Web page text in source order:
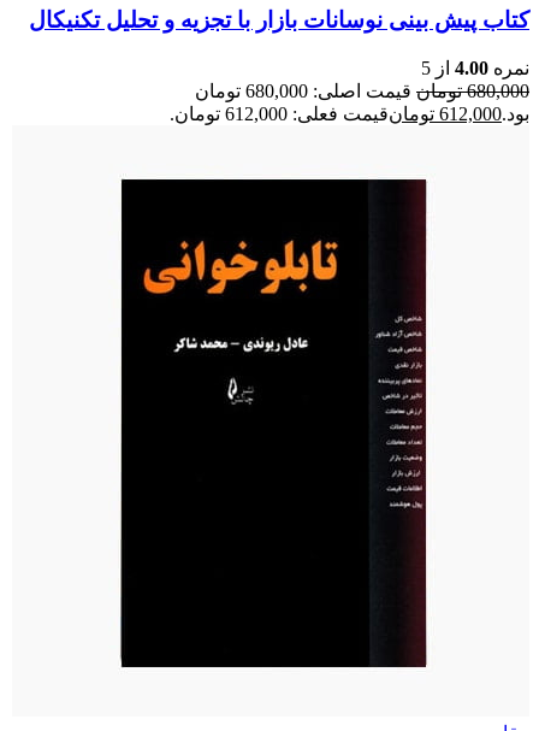
کتاب پیش بینی نوسانات بازار با تجزیه و تحلیل تکنیکال
نمره 4.00 از 5
680,000 تومان
قیمت اصلی: 680,000 تومان
بود.612,000 تومانقیمت فعلی: 612,000 تومان.